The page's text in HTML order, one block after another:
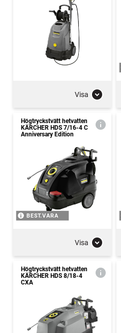
Visa
Högtryckstvätt hetvatten
KÄRCHER HDS 7/16-4 C
Anniversary Edition
BEST.VARA
Visa
Högtryckstvätt hetvatten
KÄRCHER HDS 8/18-4
CXA